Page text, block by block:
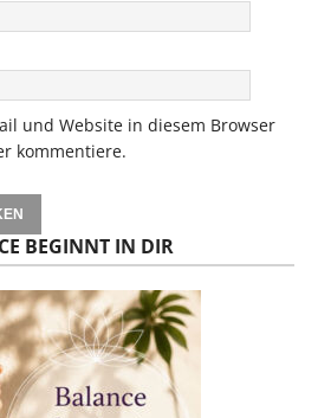
und Website in diesem Browser
kommentiere.
BEGINNT IN DIR